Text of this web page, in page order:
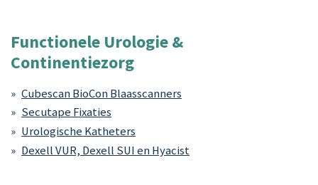
Functionele Urologie &
Continentiezorg
Cubescan BioCon Blaasscanners
Secutape Fixaties
Urologische Katheters
Dexell VUR, Dexell SUI en Hyacist